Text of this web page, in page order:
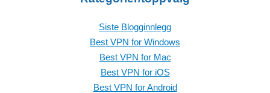
Siste Blogginnlegg
Best VPN for Windows
Best VPN for Mac
Best VPN for iOS
Best VPN for Android